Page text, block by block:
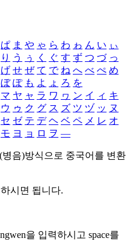
ぱ ま や ゃ ら わ ゎ ん い ぃ
り う ぅ く ぐ す ず つ づ っ
げ せ ぜ て で ね へ べ ぺ め
ぼ ぽ も よ ょ ろ を
マ ヤ ャ ラ ワ ヮ ン イ ィ キ
ウ ゥ ク グ ス ズ ツ ヅ ッ ヌ
セ ゼ テ デ ヘ ベ ペ メ レ オ
モ ヨ ョ ロ ヲ ―
병음)방식으로 중국어를 변환
시면 됩니다.
을 입력하시고 space를